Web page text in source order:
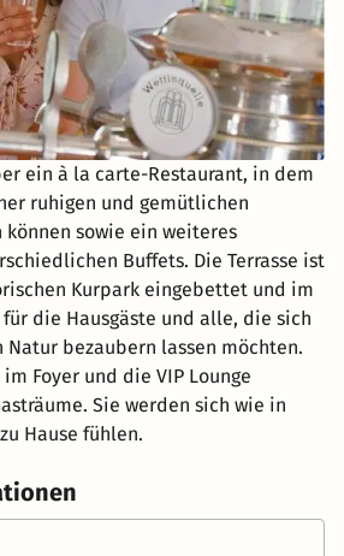
ein à la carte-Restaurant, in dem
ruhigen und gemütlichen
sowie ein weiteres
Buffets. Die Terrasse ist
Kurpark eingebettet und im
die Hausgäste und alle, die sich
bezaubern lassen möchten.
Foyer und die VIP Lounge
Sie werden sich wie in
Hause fühlen.